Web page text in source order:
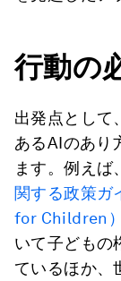
行動の
出発点として
あるAIのあり
ます。例えば
関する政策
for Children）
いて子どもの
ているほか、